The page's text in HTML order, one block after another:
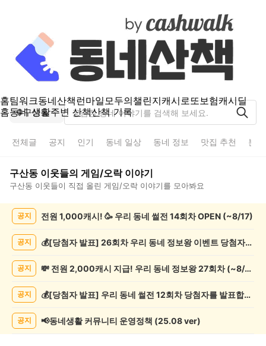
홈팀워크동네산책런마일모두의챌린지캐시로또보험캐시딜
홈동네 생활주변 산책산책 기록
구산동
전체글 공지 인기 동네 일상 동네 정보 맛집 추천 분
구산동 이웃들의 게임/오락이야기
구산동 이웃들이 직접 올린 게임/오락 이야기를 모아봐요
록
공지 전원 1,000캐시! 🥳 우리 동네 썰전 14회차 OPEN (~8/17)
공지 💰[당첨자 발표] 26회차 우리 동네 정보왕 이벤트 당첨자를 발표합니다!
공지 💸 전원 2,000캐시 지급! 우리 동네 정보왕 27회차 (~8/10)
공지 💰[당첨자 발표] 우리 동네 썰전 12회차 당첨자를 발표합니다!
공지 📢동네생활 커뮤니티 운영정책 (25.08 ver)